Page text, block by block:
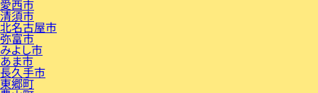
愛西市
清須市
北名古屋市
弥富市
みよし市
あま市
長久手市
東郷町